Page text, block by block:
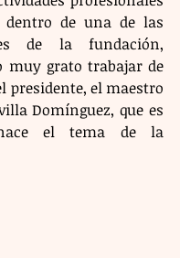
dentro de una de las
de la fundación,
muy grato trabajar de
presidente, el maestro
Domínguez, que es
el tema de la